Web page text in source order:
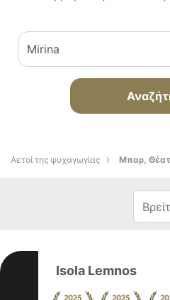
Αετοί της ψυχαγωγίας Μπαρ,
Isola Lemnos